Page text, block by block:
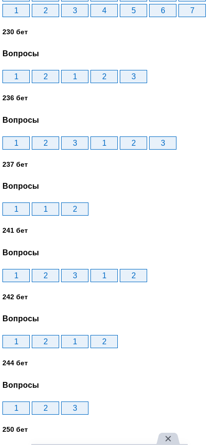
1
2 3 4 5 6 7
230 бет
Вопросы
1 2 1 2 3
236 бет
Вопросы
1 2 3 1 2 3
237 бет
Вопросы
1 1 2
241 бет
Вопросы
1 2 3 1 2
242 бет
Вопросы
1 2 1 2
244 бет
Вопросы
1 2 3
250 бет